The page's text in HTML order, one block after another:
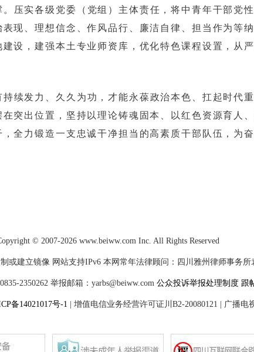
压实各级党委（党组）主体责任，将中青年干部党
现、理想信念、作风品行、廉洁自律、担当作为等
设，建强本土专业师资库，优化特色课程设置，从
续发力、久久为功，才能永葆政治本色、扛起时代
突出位置，坚持以理论铸魂固本、以红色资源育人
全力锻造一支忠诚干净担当的高素质干部队伍，为
© 2007-2026 www.beiww.com Inc. All Rights Reserved
或建立镜像 网站支持IPv6 本网常年法律顾问：四川雅州律师事务所
2350262 举报邮箱：yarbs@beiww.com 公众投诉举报处理制度 跟
备14021017号-1 增值电信业务经营许可证川B2-20080121 广播电